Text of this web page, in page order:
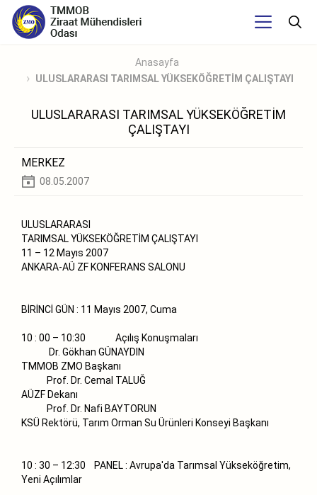
Anasayfa
ULUSLARARASI TARIMSAL YÜKSEKÖĞRETİM ÇALIŞTAYI
ULUSLARARASI TARIMSAL YÜKSEKÖĞRETİM
ÇALIŞTAYI
MERKEZ
08.05.2007
ULUSLARARASI
TARIMSAL YÜKSEKÖĞRETİM ÇALIŞTAYI
11 – 12 Mayıs 2007
ANKARA-AÜ ZF KONFERANS SALONU
BİRİNCİ GÜN : 11 Mayıs 2007, Cuma
10 : 00 – 10:30 Açılış Konuşmaları
Dr. Gökhan GÜNAYDIN
TMMOB ZMO Başkanı
Prof. Dr. Cemal TALUĞ
AÜZF Dekanı
Prof. Dr. Nafi BAYTORUN
KSÜ Rektörü, Tarım Orman Su Ürünleri Konseyi Başkanı
10 : 30 – 12:30 PANEL : Avrupa'da Tarımsal Yükseköğretim,
Yeni Açılımlar